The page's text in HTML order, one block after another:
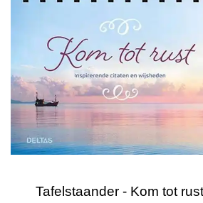
Tafelstaander - Kom tot rust